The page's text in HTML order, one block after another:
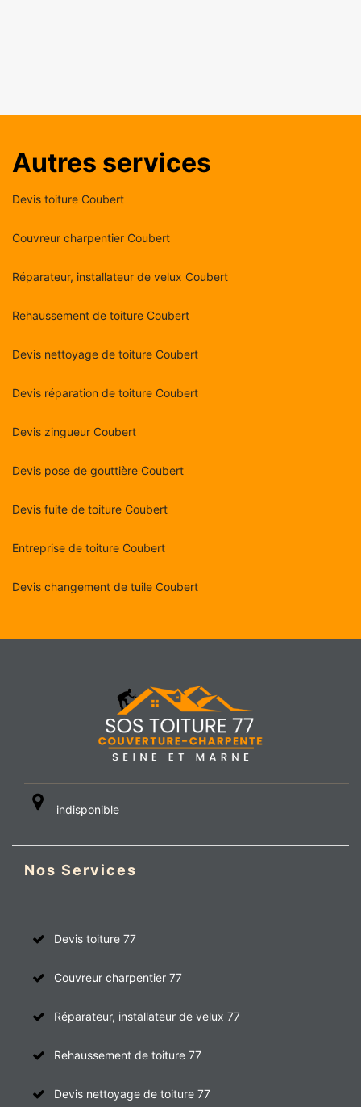
Autres services
Devis toiture Coubert
Couvreur charpentier Coubert
Réparateur, installateur de velux Coubert
Rehaussement de toiture Coubert
Devis nettoyage de toiture Coubert
Devis réparation de toiture Coubert
Devis zingueur Coubert
Devis pose de gouttière Coubert
Devis fuite de toiture Coubert
Entreprise de toiture Coubert
Devis changement de tuile Coubert
indisponible
Nos Services
Devis toiture 77
Couvreur charpentier 77
Réparateur, installateur de velux 77
Rehaussement de toiture 77
Devis nettoyage de toiture 77